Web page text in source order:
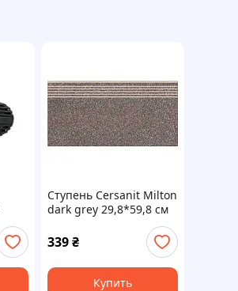
Ступень Cersanit Milton
dark grey 29,8*59,8 см
339₴
Купить